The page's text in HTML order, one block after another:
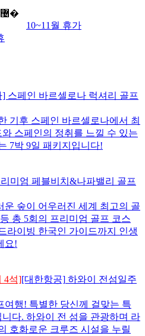
����޴�
10~11월 휴가
스페인 바르셀로나 럭셔리 골프
기후 스페인 바르셀로나에서 최
스페인의 정취를 느낄 수 있는
7박 9일 패키지입니다!
미엄 페블비치&나파밸리 골프
운 숲이 어우러진 세계 최고의 골
총 5회의 프리미엄 골프 코스
라이빙 한국인 가이드까지 인생
요!
4석][대한항공] 하와이 전섬일주
여행! 특별한 당신께 걸맞는 특
다. 하와이 전 섬을 관광하며 라
호화로운 크루즈 시설을 누릴